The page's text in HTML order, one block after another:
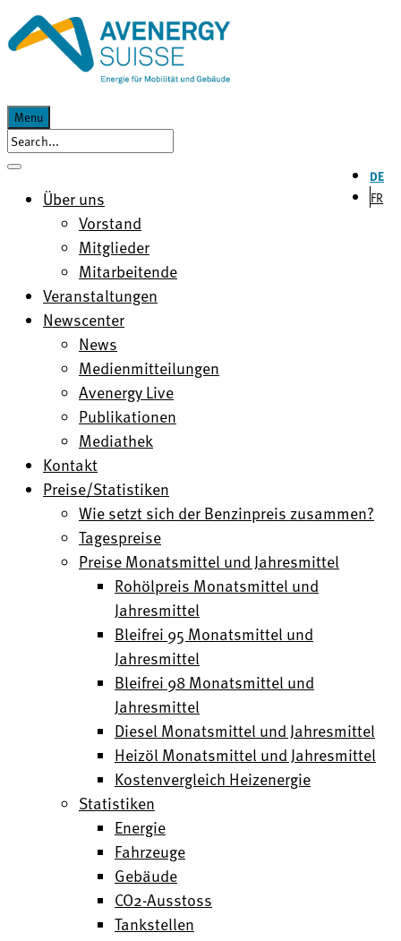
Menu
DE
FR
Über uns
Vorstand
Mitglieder
Mitarbeitende
Veranstaltungen
Newscenter
News
Medienmitteilungen
Avenergy Live
Publikationen
Mediathek
Kontakt
Preise/Statistiken
Wie setzt sich der Benzinpreis zusammen?
Tagespreise
Preise Monatsmittel und Jahresmittel
Rohölpreis Monatsmittel und
Jahresmittel
Bleifrei 95 Monatsmittel und
Jahresmittel
Bleifrei 98 Monatsmittel und
Jahresmittel
Diesel Monatsmittel und Jahresmittel
Heizöl Monatsmittel und Jahresmittel
Kostenvergleich Heizenergie
Statistiken
Energie
Fahrzeuge
Gebäude
CO2-Ausstoss
Tankstellen